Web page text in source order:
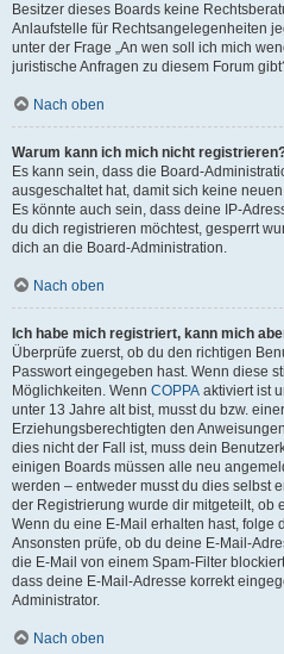
Besitzer dieses Boards keine
Anlaufstelle für Rechtsangelegenheiten
unter der Frage „An wen soll ich mich
juristische Anfragen zu diesem Forum
Nach oben
Warum kann ich mich nicht
Es kann sein, dass die Board-
ausgeschaltet hat, damit sich keine
Es könnte auch sein, dass deine IP-
du dich registrieren möchtest, gesperrt
dich an die Board-Administration.
Nach oben
Ich habe mich registriert, kann mich
Überprüfe zuerst, ob du den richtigen
Passwort eingegeben hast. Wenn diese
Möglichkeiten. Wenn COPPA aktiviert ist
unter 13 Jahre alt bist, musst du bzw.
Erziehungsberechtigten den
dies nicht der Fall ist, muss dein
einigen Boards müssen alle neu
werden – entweder musst du dies selbst
der Registrierung wurde dir mitgeteilt, ob
Wenn du eine E-Mail erhalten hast, folge
Ansonsten prüfe, ob du deine E-Mail-
die E-Mail von einem Spam-Filter
dass deine E-Mail-Adresse korrekt
Administrator.
Nach oben